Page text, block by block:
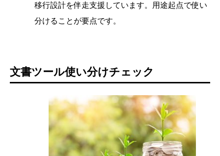
移行設計を伴走支援しています。用途起点で使い
分けることが要点です。
文書ツール使い分けチェック